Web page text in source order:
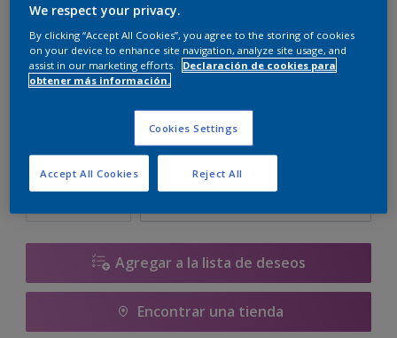
J2.03.81
Cambiar de color
Tamaño
Cantidad Calculadora de pintura
Agregar a la lista de deseos
Encontrar una tienda
We respect your privacy.
By clicking “Accept All Cookies”, you agree to the storing of cookies
on your device to enhance site navigation, analyze site usage, and
assist in our marketing efforts.
Declaración de cookies para
obtener más información.
Cookies Settings
Reject All
Accept All Cookies